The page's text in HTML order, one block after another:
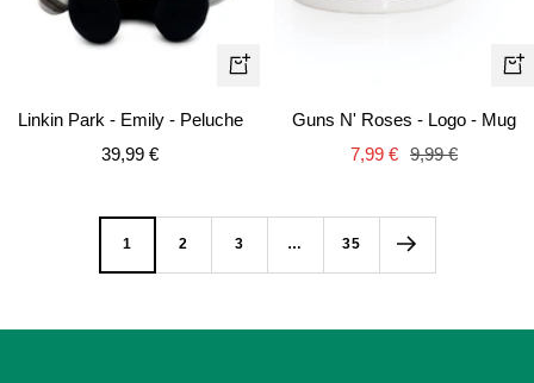
Ajouter
Linkin Park - Emily - Peluche
Prix
vente
39,99 €
Guns N' Roses - Logo - Mug
Prix
vente
7,99 € Prix
9,99 €
1 2 3 … 35